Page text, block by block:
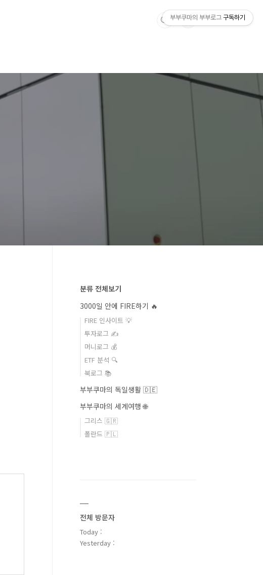
분류 전체보기
3000일 안에 FIRE하기 🔥
FIRE 인사이트 💡
투자로그 ✍️
머니로그 💰
ETF 분석 🔍
북로그 📚
부부쿠마의 독일생활 🇩🇪
부부쿠마의 세계여행 🌐
그리스 🇬🇷
폴란드 🇵🇱
전체 방문자
Today :
Yesterday :
부부쿠마의 부부로그 구독하기